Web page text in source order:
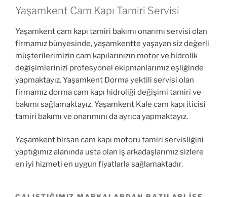
Yaşamkent Cam Kapı Tamiri Servisi
Yaşamkent cam kapı tamiri bakımı onarımı servisi olan
firmamız bünyesinde, yaşamkentte yaşayan siz değerli
müşterilerimizin cam kapılarınızın motor ve hidrolik
değişimlerinizi profesyonel ekipmanlarımız eşliğinde
yapmaktayız. Yaşamkent Dorma yektili servisi olan
firmamız dorma cam kapı hidroliği değişimi tamiri ve
bakımı sağlamaktayız. Yaşamkent Kale cam kapı iticisi
tamiri bakımı ve onarımını da ayrıca yapmaktayız.
Yaşamkent birsan cam kapı motoru tamiri servisliğini
yaptığımız alanında usta olan iş arkadaşlarımız sizlere
en iyi hizmeti en uygun fiyatlarla sağlamaktadır.